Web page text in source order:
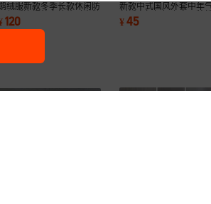
绒服新款冬季长款休闲防
风保暖连帽外套简约时尚鹅
服女装批发
120
新款中式国风外套中年
刺绣盘扣妈妈上衣品牌
女装尾货批发
¥45